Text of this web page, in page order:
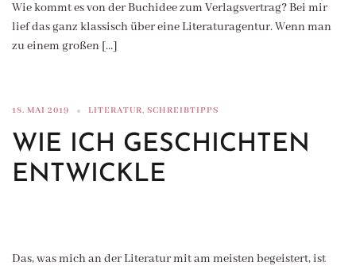
Wie kommt es von der Buchidee zum Verlagsvertrag? Bei mir
lief das ganz klassisch über eine Literaturagentur. Wenn man
zu einem großen […]
18. MAI 2019 LITERATUR, SCHREIBTIPPS
WIE ICH GESCHICHTEN
ENTWICKLE
Das, was mich an der Literatur mit am meisten begeistert, ist